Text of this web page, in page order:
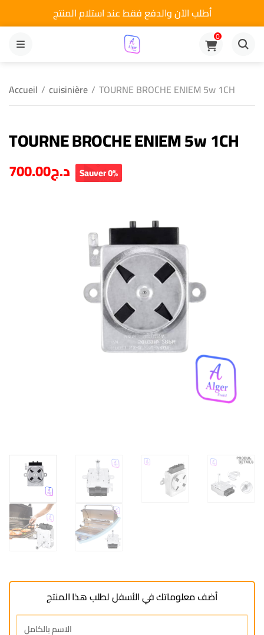
أطلب الآن والدفع فقط عند استلام المنتج
MENU
0
Accueil / cuisinière / TOURNE BROCHE ENIEM 5w 1CH
TOURNE BROCHE ENIEM 5w 1CH
د.ج700.00 Sauver 0%
أضف معلوماتك في الأسفل لطلب هذا المنتج